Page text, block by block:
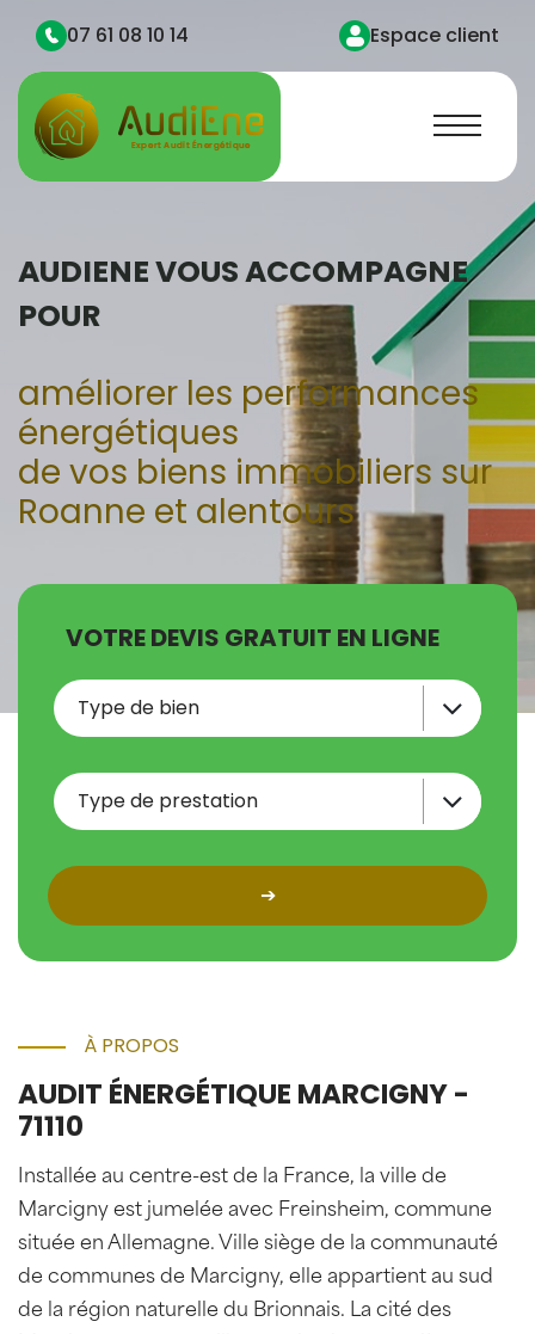
07 61 08 10 14 Espace client
AUDIENE VOUS ACCOMPAGNE
POUR
améliorer les performances
énergétiques
de vos biens immobiliers sur
Roanne et alentours
VOTRE DEVIS GRATUIT EN LIGNE
➔
À PROPOS
AUDIT ÉNERGÉTIQUE MARCIGNY -
71110
Installée au centre-est de la France, la ville de
Marcigny est jumelée avec Freinsheim, commune
située en Allemagne. Ville siège de la communauté
de communes de Marcigny, elle appartient au sud
de la région naturelle du Brionnais. La cité des